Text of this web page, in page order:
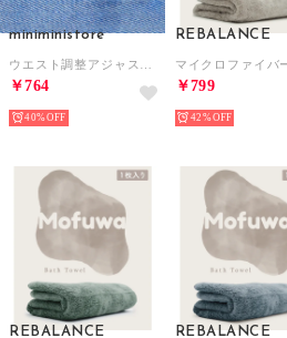
miniministore
￥764
40%
REBALANCE
￥799
42%
REBALANCE REBALANCE